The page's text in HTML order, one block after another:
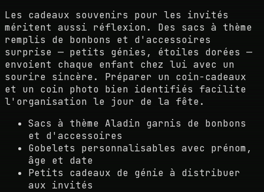
Les cadeaux souvenirs pour les invités
méritent aussi réflexion. Des sacs à thème
remplis de bonbons et d'accessoires
surprise — petits génies, étoiles dorées —
envoient chaque enfant chez lui avec un
sourire sincère. Préparer un coin-cadeaux
et un coin photo bien identifiés facilite
l'organisation le jour de la fête.
Sacs à thème Aladin garnis de bonbons
et d'accessoires
Gobelets personnalisables avec prénom,
âge et date
Petits cadeaux de génie à distribuer
aux invités